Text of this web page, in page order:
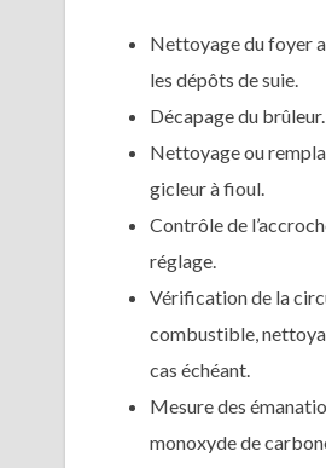
Nettoyage du foyer
les dépôts de suie.
Décapage du brûleur.
Nettoyage ou
gicleur à fioul.
Contrôle de
réglage.
Vérification de la
combustible,
cas échéant.
Mesure des
monoxyde de